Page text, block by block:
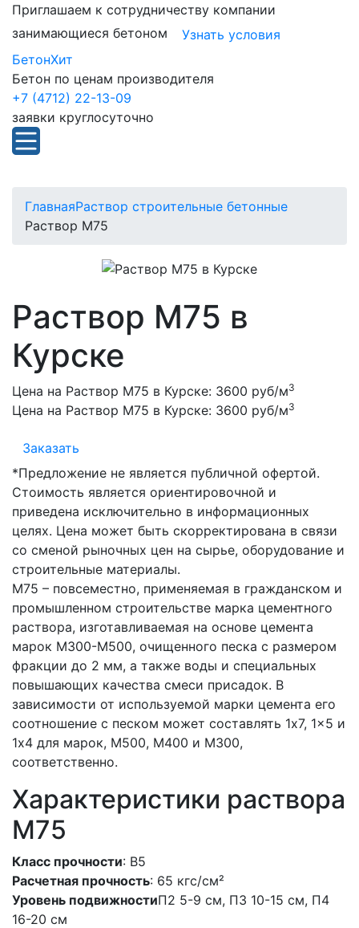
Приглашаем к сотрудничеству компании
занимающиеся бетоном
Узнать условия
БетонХит
Бетон по ценам производителя
+7 (4712) 22-13-09
заявки круглосуточно
ГлавнаяРаствор строительные бетонные
Раствор М75
Раствор М75 в
Курске
Цена на Раствор М75 в Курске: 3600 руб/м3
Цена на Раствор М75 в Курске: 3600 руб/м3
Заказать
*Предложение не является публичной офертой.
Стоимость является ориентировочной и
приведена исключительно в информационных
целях. Цена может быть скорректирована в связи
со сменой рыночных цен на сырье, оборудование и
строительные материалы.
М75 – повсеместно, применяемая в гражданском и
промышленном строительстве марка цементного
раствора, изготавливаемая на основе цемента
марок М300-М500, очищенного песка с размером
фракции до 2 мм, а также воды и специальных
повышающих качества смеси присадок. В
зависимости от используемой марки цемента его
соотношение с песком может составлять 1x7, 1x5 и
1x4 для марок, M500, М400 и M300,
соответственно.
Характеристики раствора
М75
Класс прочности: В5
Расчетная прочность: 65 кгс/см²
Уровень подвижностиП2 5-9 см, П3 10-15 см, П4
16-20 см